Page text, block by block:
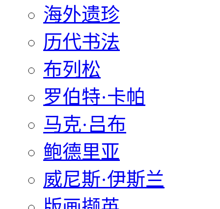
海外遗珍
历代书法
布列松
罗伯特·卡帕
马克·吕布
鲍德里亚
威尼斯·伊斯兰